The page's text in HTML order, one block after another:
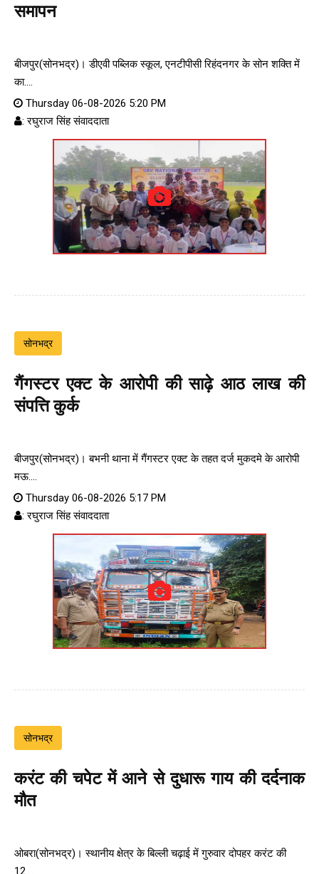
समापन
बीजपुर(सोनभद्र)। डीएवी पब्लिक स्कूल, एनटीपीसी रिहंदनगर के सोन शक्ति में
का....
Thursday 06-08-2026 5:20 PM
: रघुराज सिंह संवाददाता
सोनभद्र
गैंगस्टर एक्ट के आरोपी की साढ़े आठ लाख की
संपत्ति कुर्क
बीजपुर(सोनभद्र)। बभनी थाना में गैंगस्टर एक्ट के तहत दर्ज मुकदमे के आरोपी
मऊ....
Thursday 06-08-2026 5:17 PM
: रघुराज सिंह संवाददाता
सोनभद्र
करंट की चपेट में आने से दुधारू गाय की दर्दनाक
मौत
ओबरा(सोनभद्र)। स्थानीय क्षेत्र के बिल्ली चढ़ाई में गुरुवार दोपहर करंट की
12....